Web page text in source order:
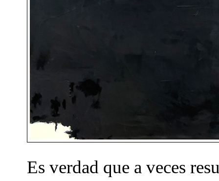
Es verdad que a veces